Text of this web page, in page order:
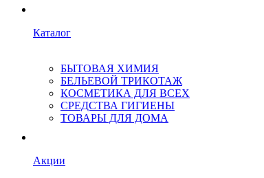
Каталог
БЫТОВАЯ ХИМИЯ
БЕЛЬЕВОЙ ТРИКОТАЖ
КОСМЕТИКА ДЛЯ ВСЕХ
СРЕДСТВА ГИГИЕНЫ
ТОВАРЫ ДЛЯ ДОМА
Акции